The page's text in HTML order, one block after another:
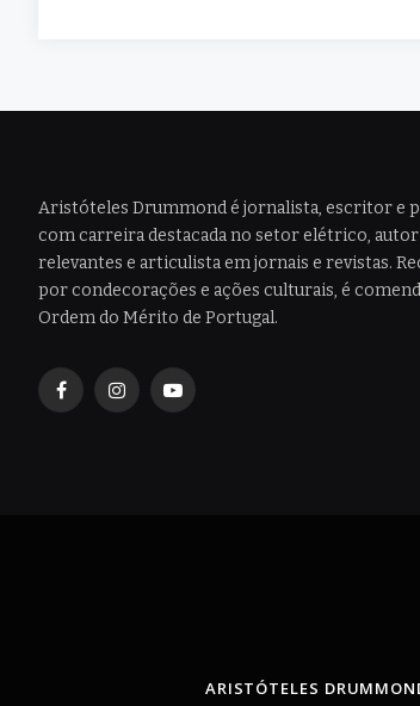
Aristóteles Drummond é jornalista, escritor e
com carreira destacada no setor elétrico, autor
relevantes e articulista em jornais e revistas.
por condecorações e ações culturais, é
Ordem do Mérito de Portugal.
FacebookInstagramYouTube
ARISTÓTELES